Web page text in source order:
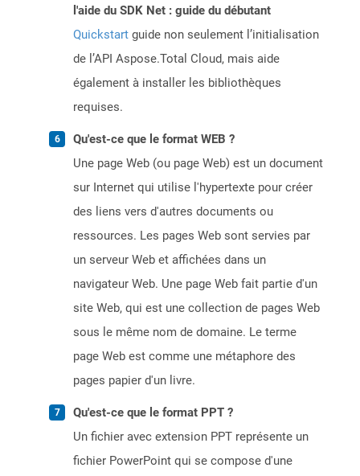
l'aide du SDK Net : guide du débutant
Quickstart guide non seulement l’initialisation
de l’API Aspose.Total Cloud, mais aide
également à installer les bibliothèques
requises.
Qu'est-ce que le format WEB ?
Une page Web (ou page Web) est un document
sur Internet qui utilise l'hypertexte pour créer
des liens vers d'autres documents ou
ressources. Les pages Web sont servies par
un serveur Web et affichées dans un
navigateur Web. Une page Web fait partie d'un
site Web, qui est une collection de pages Web
sous le même nom de domaine. Le terme
page Web est comme une métaphore des
pages papier d'un livre.
Qu'est-ce que le format PPT ?
Un fichier avec extension PPT représente un
fichier PowerPoint qui se compose d'une